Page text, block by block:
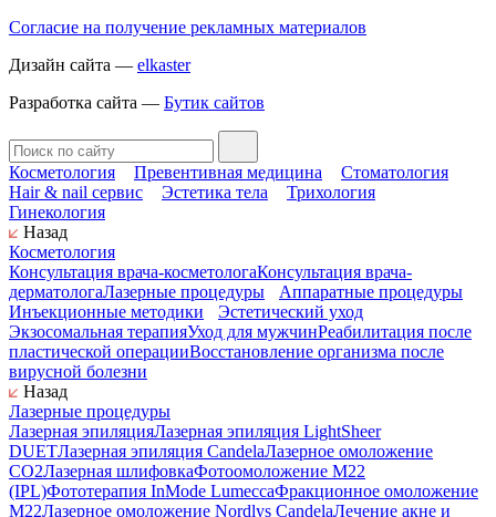
Согласие на получение рекламных материалов
Дизайн сайта — elkaster
Разработка сайта — Бутик сайтов
Косметология Превентивная медицина
Стоматология
Hair & nail сервис
Эстетика тела
Трихология
Гинекология
Назад
Косметология
Консультация врача-косметологаКонсультация врача-
дерматологаЛазерные процедуры
Аппаратные процедуры
Инъекционные методики
Эстетический уход
Экзосомальная терапияУход для мужчинРеабилитация после
пластической операцииВосстановление организма после
вирусной болезни
Назад
Лазерные процедуры
Лазерная эпиляцияЛазерная эпиляция LightSheer
DUETЛазерная эпиляция CandelaЛазерное омоложение
СО2Лазерная шлифовкаФотоомоложение M22
(IPL)Фототерапия InMode LumeccaФракционное омоложение
M22Лазерное омоложение Nordlys CandelaЛечение акне и